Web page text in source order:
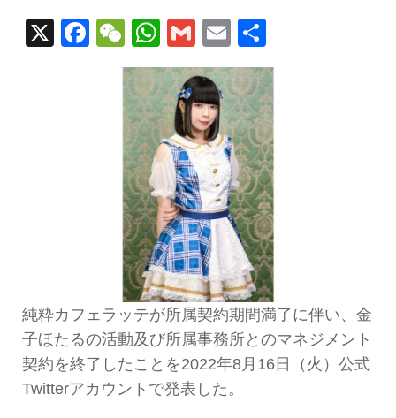
X Facebook
WeChat
WhatsApp
GmailEmail
有
純粋カフェラッテが所属契約期間満了に伴い、金
子ほたるの活動及び所属事務所とのマネジメント
契約を終了したことを2022年8月16日（火）公式
Twitterアカウントで発表した。